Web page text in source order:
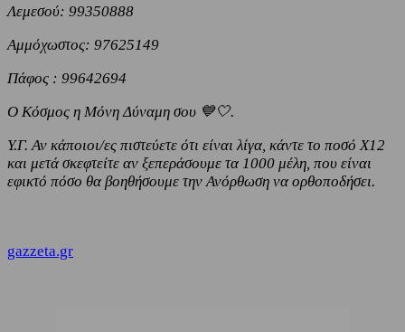
Λεμεσού: 99350888
Αμμόχωστος: 97625149
Πάφος : 99642694
Ο Κόσμος η Μόνη Δύναμη σου 💙🤍.
Υ.Γ. Αν κάποιοι/ες πιστεύετε ότι είναι λίγα, κάντε το ποσό Χ12
και μετά σκεφτείτε αν ξεπεράσουμε τα 1000 μέλη, που είναι
εφικτό πόσο θα βοηθήσουμε την Ανόρθωση να ορθοποδήσει.
gazzeta.gr